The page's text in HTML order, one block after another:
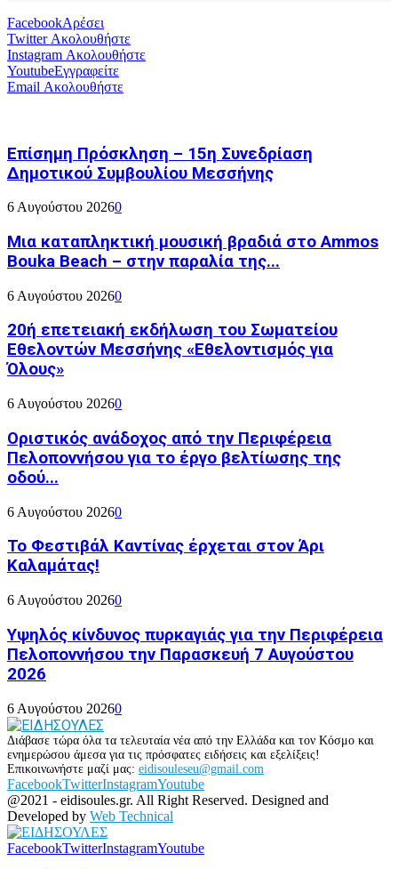
FacebookΑρέσει
TwitterΑκολουθήστε
Instagram Ακολουθήστε
YoutubeΕγγραφείτε
Email Ακολουθήστε
Επίσημη Πρόσκληση – 15η Συνεδρίαση
Δημοτικού Συμβουλίου Μεσσήνης
6 Αυγούστου 20260
Μια καταπληκτική μουσική βραδιά στο Ammos
Bouka Beach – στην παραλία της...
6 Αυγούστου 20260
20ή επετειακή εκδήλωση του Σωματείου
Εθελοντών Μεσσήνης «Εθελοντισμός για
Όλους»
6 Αυγούστου 20260
Οριστικός ανάδοχος από την Περιφέρεια
Πελοποννήσου για το έργο βελτίωσης της
οδού...
6 Αυγούστου 20260
Το Φεστιβάλ Καντίνας έρχεται στον Άρι
Καλαμάτας!
6 Αυγούστου 20260
Υψηλός κίνδυνος πυρκαγιάς για την Περιφέρεια
Πελοποννήσου την Παρασκευή 7 Αυγούστου
2026
6 Αυγούστου 20260
Διάβασε τώρα όλα τα τελευταία νέα από την Ελλάδα και τον Κόσμο και
ενημερώσου άμεσα για τις πρόσφατες ειδήσεις και εξελίξεις!
Επικοινωνήστε μαζί μας: eidisouleseu@gmail.com
FacebookTwitterInstagramYoutube
@2021 - eidisoules.gr. All Right Reserved. Designed and
Developed by Web Technical
FacebookTwitterInstagramYoutube